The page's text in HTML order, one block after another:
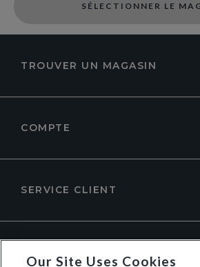
SÉLECTIONNER LE
TROUVER UN MAGASIN
COMPTE
SERVICE CLIENT
Our Site Uses Cookies